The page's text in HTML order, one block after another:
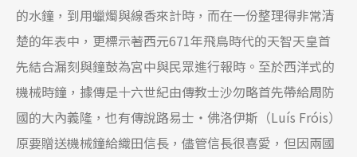
的水鐘，到用蠟燭與線香來計時，而在一份整理得非常清
楚的年表中，更標示著西元671年飛鳥時代的天智天皇首
先結合漏刻與鐘鼓為宮中與民眾進行報時。至於西洋式的
機械時鐘，據傳是十六世紀由傳教士沙勿略首先帶給周防
國的大內義隆，也有傳說路易士‧佛洛伊斯（Luís Fróis）
原要贈送機械鐘給織田信長，儘管信長很喜愛，但因兩國